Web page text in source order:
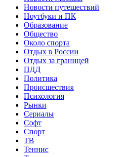
Новости путешествий
Ноутбуки и ПК
Образование
Общество
Около спорта
Отдых в России
Отдых за границей
ПДД
Политика
Происшествия
Психология
Рынки
Сериалы
Софт
Спорт
ТВ
Теннис